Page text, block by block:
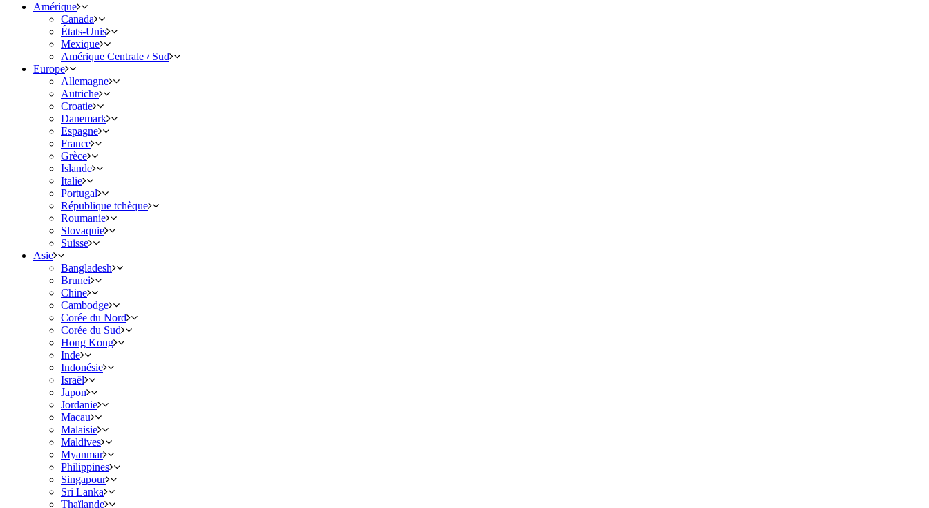
Amérique
Canada
États-Unis
Mexique
Amérique Centrale / Sud
Europe
Allemagne
Autriche
Croatie
Danemark
Espagne
France
Grèce
Islande
Italie
Portugal
République tchèque
Roumanie
Slovaquie
Suisse
Asie
Bangladesh
Brunei
Chine
Cambodge
Corée du Nord
Corée du Sud
Hong Kong
Inde
Indonésie
Israël
Japon
Jordanie
Macau
Malaisie
Maldives
Myanmar
Philippines
Singapour
Sri Lanka
Thaïlande